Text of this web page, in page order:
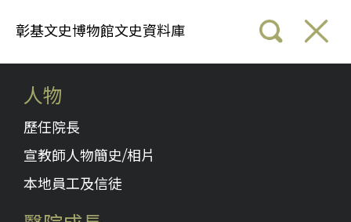
彰基文史博物館文史資料庫
人物
歷任院長
宣教師人物簡史/相片
本地員工及信徒